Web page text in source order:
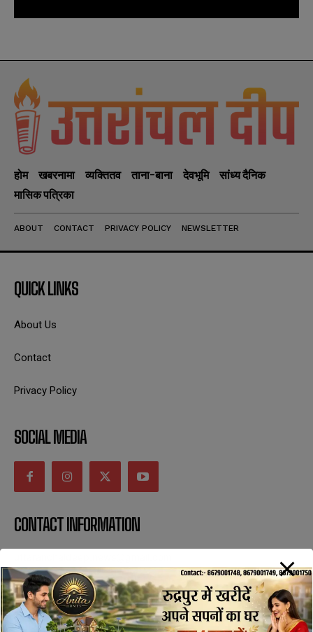
होम खबरनामा व्यक्तितव ताना-बाना देवभूमि
सांध्य दैनिक
मासिक पत्रिका
ABOUT CONTACT PRIVACY POLICY NEWSLETTER
QUICK LINKS
About Us
Contact
Privacy Policy
SOCIAL MEDIA
CONTACT INFORMATION
SUBSCRIBE NOW